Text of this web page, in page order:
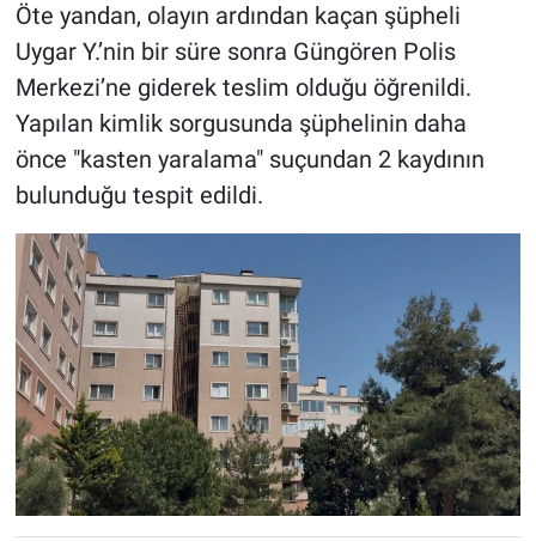
Öte yandan, olayın ardından kaçan şüpheli
Uygar Y.’nin bir süre sonra Güngören Polis
Merkezi’ne giderek teslim olduğu öğrenildi.
Yapılan kimlik sorgusunda şüphelinin daha
önce "kasten yaralama" suçundan 2 kaydının
bulunduğu tespit edildi.